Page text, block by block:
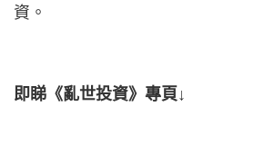
資。
即睇《亂世投資》專頁↓